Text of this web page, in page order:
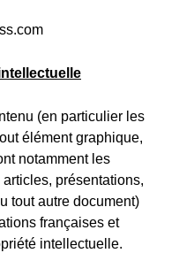
(en particulier les
élément graphique,
notamment les
présentations,
tout autre document)
françaises et
intellectuelle.